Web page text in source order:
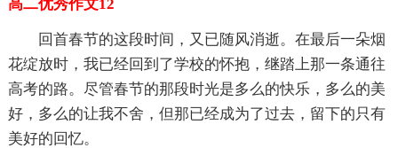
高二优秀作文12
回首春节的这段时间，又已随风消逝。在最后一朵烟
花绽放时，我已经回到了学校的怀抱，继踏上那一条通往
高考的路。尽管春节的那段时光是多么的快乐，多么的美
好，多么的让我不舍，但那已经成为了过去，留下的只有
美好的回忆。